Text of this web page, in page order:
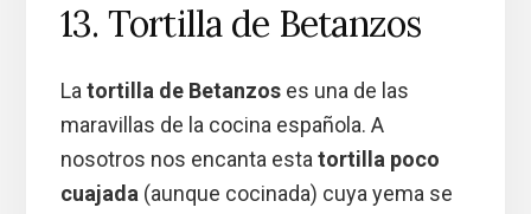
13. Tortilla de Betanzos
La tortilla de Betanzoses una de las
maravillas de la cocina española. A
nosotros nos encanta esta tortilla poco
cuajada (aunque cocinada) cuya yema se